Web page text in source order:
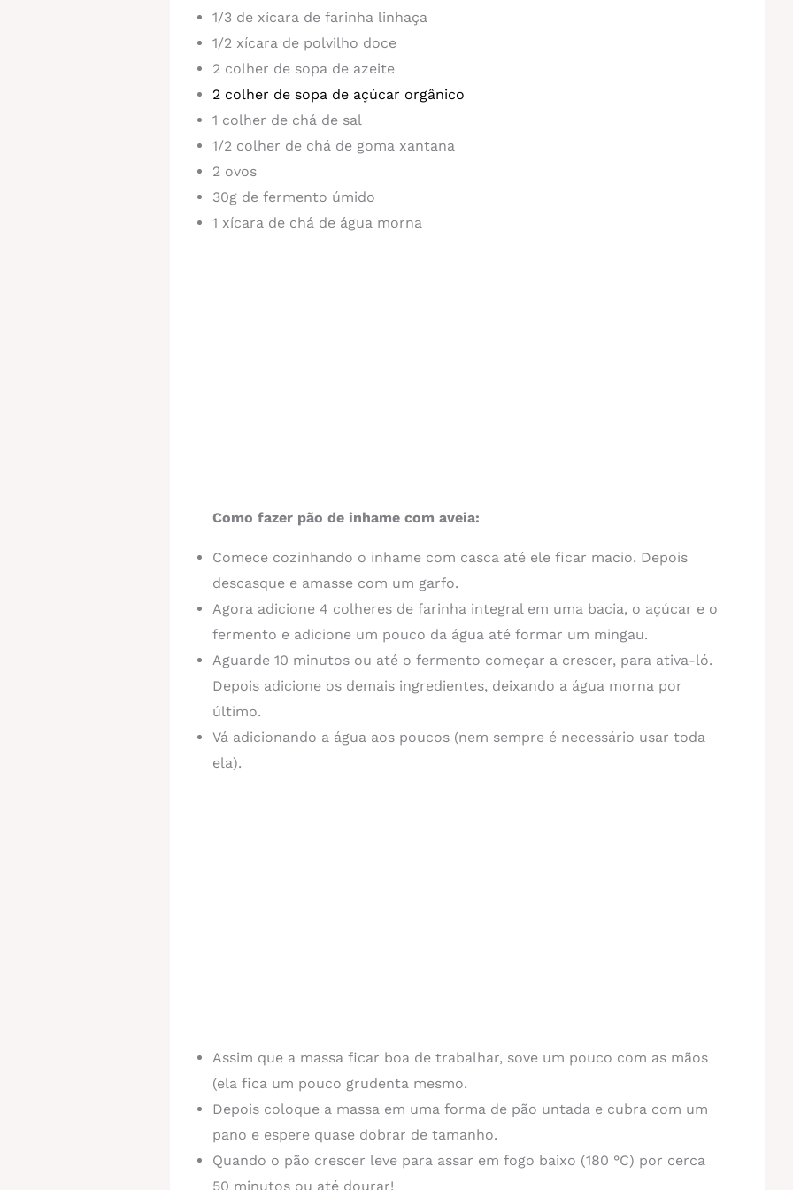
1/3 de xícara de farinha linhaça
1/2 xícara de polvilho doce
2 colher de sopa de azeite
2 colher de sopa de açúcar orgânico
1 colher de chá de sal
1/2 colher de chá de goma xantana
2 ovos
30g de fermento úmido
1 xícara de chá de água morna
Como fazer pão de inhame com aveia:
Comece cozinhando o inhame com casca até ele ficar macio. Depois
descasque e amasse com um garfo.
Agora adicione 4 colheres de farinha integral em uma bacia, o açúcar e o
fermento e adicione um pouco da água até formar um mingau.
Aguarde 10 minutos ou até o fermento começar a crescer, para ativa-ló.
Depois adicione os demais ingredientes, deixando a água morna por
último.
Vá adicionando a água aos poucos (nem sempre é necessário usar toda
ela).
Assim que a massa ficar boa de trabalhar, sove um pouco com as mãos
(ela fica um pouco grudenta mesmo.
Depois coloque a massa em uma forma de pão untada e cubra com um
pano e espere quase dobrar de tamanho.
Quando o pão crescer leve para assar em fogo baixo (180 °C) por cerca
50 minutos ou até dourar!